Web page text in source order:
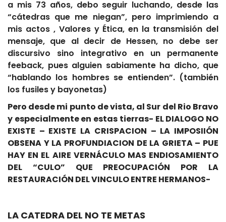
a mis 73 años, debo seguir luchando, desde las
“cátedras que me niegan”, pero imprimiendo a
mis actos , Valores y Ética, en la transmisión del
mensaje, que al decir de Hessen, no debe ser
discursivo sino integrativo en un permanente
feeback, pues alguien sabiamente ha dicho, que
“hablando los hombres se entienden”. (también
los fusiles y bayonetas)
Pero desde mi punto de vista, al Sur del Rio Bravo
y especialmente en estas tierras- EL DIALOGO NO
EXISTE – EXISTE LA CRISPACION – LA IMPOSIIÓN
OBSENA Y LA PROFUNDIACION DE LA GRIETA – PUE
HAY EN EL AIRE VERNÁCULO MAS ENDIOSAMIENTO
DEL “CULO” QUE PREOCUPACIÓN POR LA
RESTAURACIÓN DEL VINCULO ENTRE HERMANOS-
LA CATEDRA DEL NO TE METAS